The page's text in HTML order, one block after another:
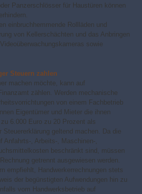
Panzerschlösser für Haustüren können
einbruchhemmende Rollläden und
von Kellerschächten und das Anbringen
sowie
Steuern zahlen
machen möchte, kann auf
zählen. Werden mechanische
von einem Fachbetrieb
Eigentümer und Mieter die ihnen
6.000 Euro zu 20 Prozent als
Steuererklärung geltend machen. Da die
Anfahrts-, Arbeits-, Maschinen-,
beschränkt sind, müssen
getrennt ausgewiesen werden.
empfiehlt, Handwerkerrechnungen stets
der begünstigten Aufwendungen hin zu
vom Handwerksbetrieb auf